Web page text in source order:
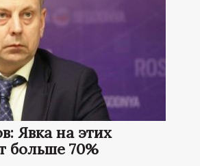
Явка на этих
больше 70%